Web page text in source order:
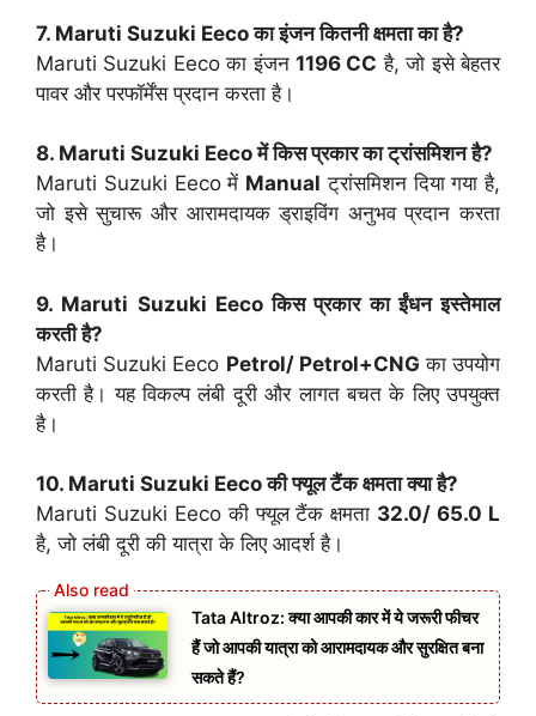
7. Maruti Suzuki Eeco का इंजन कितनी क्षमता का है?
Maruti Suzuki Eeco का इंजन 1196 CC है, जो इसे बेहतर
पावर और परफॉर्मेंस प्रदान करता है।
8. Maruti Suzuki Eeco में किस प्रकार का ट्रांसमिशन है?
Maruti Suzuki Eeco में Manual ट्रांसमिशन दिया गया है,
जो इसे सुचारू और आरामदायक ड्राइविंग अनुभव प्रदान करता
है।
9. Maruti Suzuki Eeco किस प्रकार का ईंधन इस्तेमाल
करती है?
Maruti Suzuki Eeco Petrol/ Petrol+CNG का उपयोग
करती है। यह विकल्प लंबी दूरी और लागत बचत के लिए उपयुक्त
है।
10. Maruti Suzuki Eeco की फ्यूल टैंक क्षमता क्या है?
Maruti Suzuki Eeco की फ्यूल टैंक क्षमता 32.0/ 65.0 L
है, जो लंबी दूरी की यात्रा के लिए आदर्श है।
Tata Altroz: क्या आपकी कार में ये जरूरी फीचर
हैं जो आपकी यात्रा को आरामदायक और सुरक्षित बना
सकते हैं?